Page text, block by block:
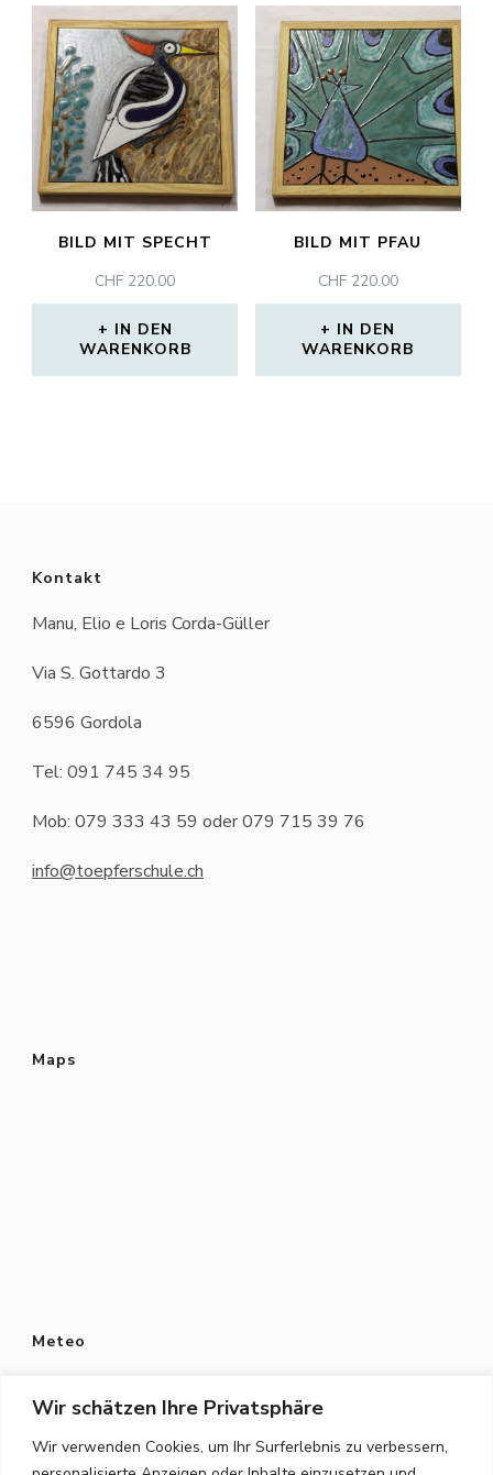
Wir schätzen Ihre Privatsphäre
Wir verwenden Cookies, um Ihr Surferlebnis zu verbessern,
BILD MIT SPECHT
CHF 220.00
IN DEN
WARENKORB
BILD MIT PFAU
CHF220.00
IN DEN
WARENKORB
Kontakt
Manu, Elio e Loris Corda-Güller
Via S. Gottardo 3
6596 Gordola
Tel: 091 745 34 95
Mob: 079 333 43 59 oder 079 715 39 76
info@toepferschule.ch
Maps
Meteo